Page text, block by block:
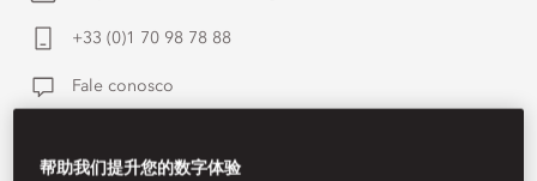
+33 (0)1 70 98 78 88
Fale conosco
帮助我们提升您的数字体验